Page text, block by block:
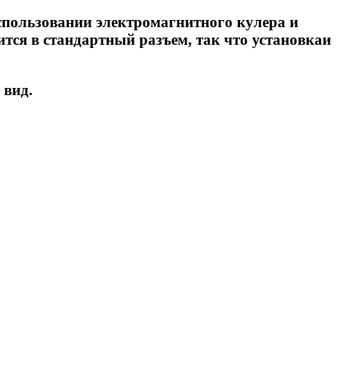
электромагнитного кулера и
в стандартный разъем, так что установкаи